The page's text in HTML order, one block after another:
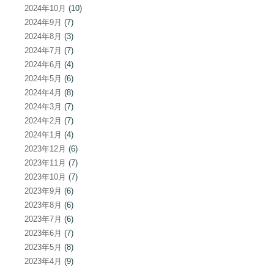
2024年10月 (10)
2024年9月 (7)
2024年8月 (3)
2024年7月 (7)
2024年6月 (4)
2024年5月 (6)
2024年4月 (8)
2024年3月 (7)
2024年2月 (7)
2024年1月 (4)
2023年12月 (6)
2023年11月 (7)
2023年10月 (7)
2023年9月 (6)
2023年8月 (6)
2023年7月 (6)
2023年6月 (7)
2023年5月 (8)
2023年4月 (9)